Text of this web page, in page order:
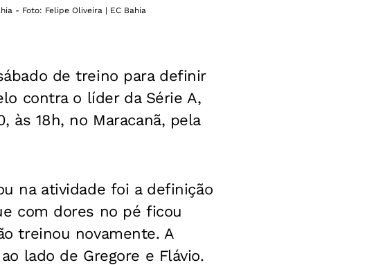
- Foto: Felipe Oliveira | EC Bahia
de treino para definir
contra o líder da Série A,
às 18h, no Maracanã, pela
na atividade foi a definição
com dores no pé ficou
treinou novamente. A
lado de Gregore e Flávio.